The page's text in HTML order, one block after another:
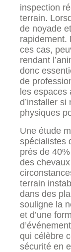
inspection
terrain.
de noyade
rapidement.
ces cas,
rendant
donc
de
les
d’installer
physiques
Une étude
spécialistes
près de
des
terrain
dans des
souligne la
et d’une
qui célèbre
sécurité en